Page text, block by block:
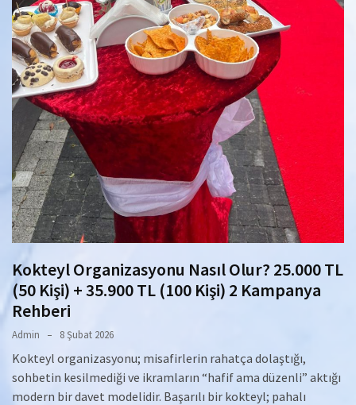
Kokteyl Organizasyonu Nasıl Olur? 25.000 TL
(50 Kişi) + 35.900 TL (100 Kişi) 2 Kampanya
Rehberi
Admin 8 Şubat 2026
Kokteyl organizasyonu; misafirlerin rahatça dolaştığı,
sohbetin kesilmediği ve ikramların “hafif ama düzenli” aktığı
modern bir davet modelidir. Başarılı bir kokteyl; pahalı